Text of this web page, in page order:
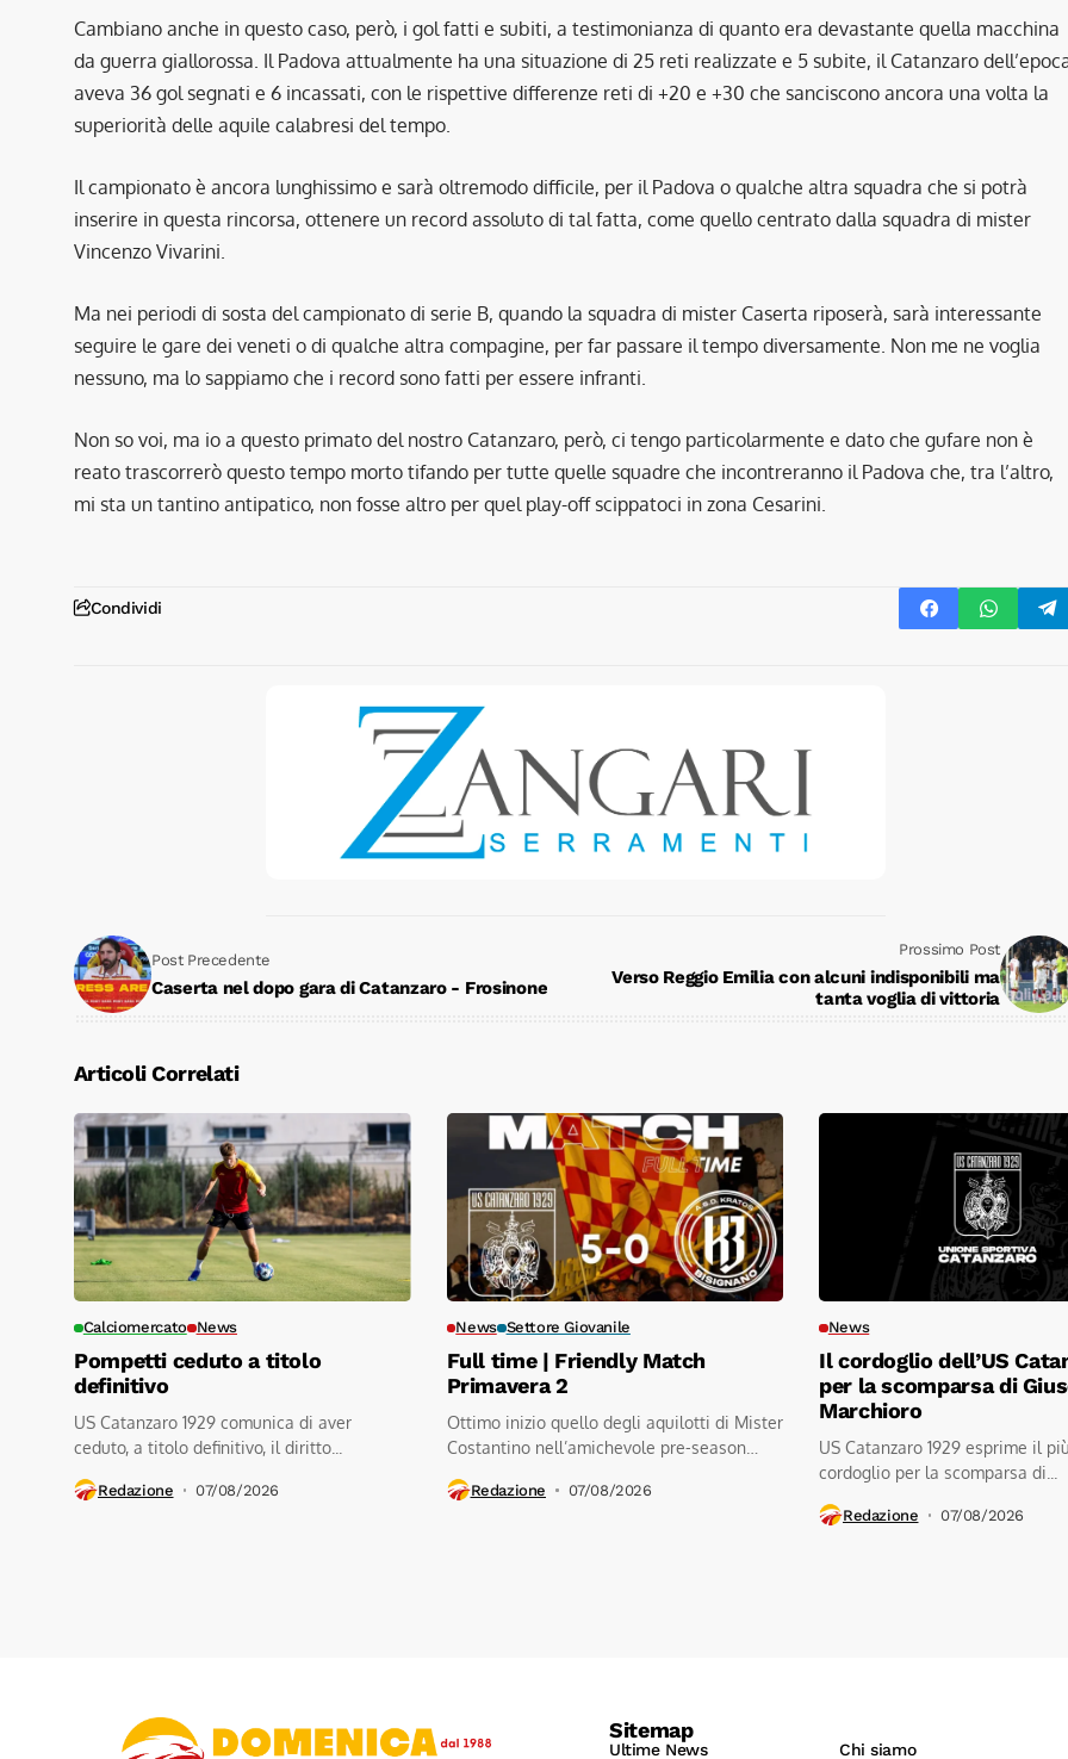
Cambiano anche in questo caso, però, i gol fatti e subiti, a testimonianza di quanto era devastante quella macchina
da guerra giallorossa. Il Padova attualmente ha una situazione di 25 reti realizzate e 5 subite, il Catanzaro
aveva 36 gol segnati e 6 incassati, con le rispettive differenze reti di +20 e +30 che sanciscono ancora una volta la
superiorità delle aquile calabresi del tempo.
Il campionato è ancora lunghissimo e sarà oltremodo difficile, per il Padova o qualche altra squadra che si potrà
inserire in questa rincorsa, ottenere un record assoluto di tal fatta, come quello centrato dalla squadra di mister
Vincenzo Vivarini.
Ma nei periodi di sosta del campionato di serie B, quando la squadra di mister Caserta riposerà, sarà interessante
seguire le gare dei veneti o di qualche altra compagine, per far passare il tempo diversamente. Non me ne voglia
nessuno, ma lo sappiamo che i record sono fatti per essere infranti.
Non so voi, ma io a questo primato del nostro Catanzaro, però, ci tengo particolarmente e dato che gufare non è
reato trascorrerò questo tempo morto tifando per tutte quelle squadre che incontreranno il Padova che, tra l’altro,
mi sta un tantino antipatico, non fosse altro per quel play-off scippatoci in zona Cesarini.
Condividi
Post Precedente
Caserta nel dopo gara di Catanzaro - Frosinone
Prossimo Post
Verso Reggio Emilia con alcuni indisponibili ma
tanta voglia di vittoria
Articoli Correlati
Calciomercato News
Pompetti ceduto a titolo
definitivo
US Catanzaro 1929 comunica di aver
ceduto, a titolo definitivo, il diritto...
Redazione 07/08/2026
News Settore Giovanile
Full time | Friendly Match
Primavera 2
Ottimo inizio quello degli aquilotti di Mister
Costantino nell’amichevole pre-season
Redazione 07/08/2026
News
Il cordoglio dell’US
per la scomparsa di
Marchioro
US Catanzaro 1929 esprime il
cordoglio per la scomparsa di...
Redazione 07/08/2026
Sitemap
Ultime News Chi siamo